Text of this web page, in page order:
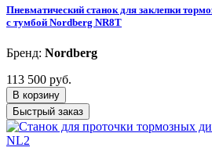
Пневматический станок для заклепки
с тумбой Nordberg NR8T
Бренд: Nordberg
113 500 руб.
В корзину
Быстрый заказ